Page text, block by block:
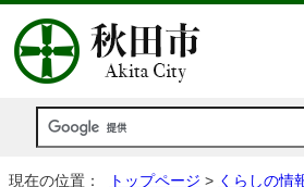
現在の位置： トップページ > くらしの情